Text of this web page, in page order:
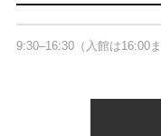
9:30–16:30（入館は16:00